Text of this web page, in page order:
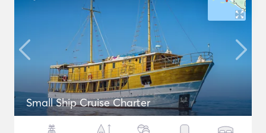
Small Ship Cruise Charter